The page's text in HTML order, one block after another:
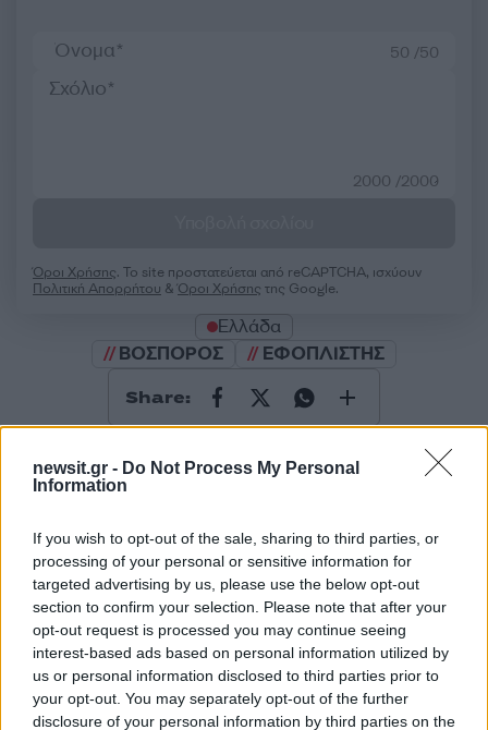
newsit.gr - Do Not Process My Personal
Information
If you wish to opt-out of the sale, sharing to third parties, or
processing of your personal or sensitive information for
targeted advertising by us, please use the below opt-out
section to confirm your selection. Please note that after your
opt-out request is processed you may continue seeing
interest-based ads based on personal information utilized by
us or personal information disclosed to third parties prior to
your opt-out. You may separately opt-out of the further
disclosure of your personal information by third parties on the
50 /50
2000 /2000
Όροι Χρήσης. Το site προστατεύεται από reCAPTCHA, ισχύουν
Πολιτική Απορρήτου &Όροι Χρήσης της Google.
Ελλάδα
ΒΟΣΠΟΡΟΣ
ΕΦΟΠΛΙΣΤΗΣ
Share:
ενημερωθείτε πρώτοι για όλη την ειδησεογραφία και τα
τελευταία νέα
Πιο δημοφιλή
1 Έφυγαν οι συνεργάτες, μένει η Μαρία
Καρυστιανού - Η επόμενη μέρα για την
«Ελπίδα για τη Δημοκρατία»